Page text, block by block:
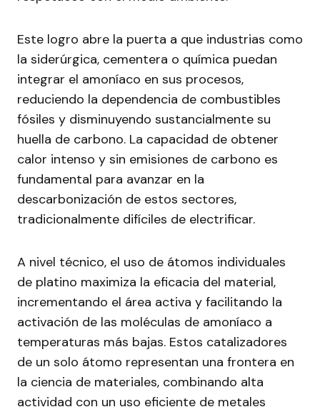
Este logro abre la puerta a que industrias como
la siderúrgica, cementera o química puedan
integrar el amoníaco en sus procesos,
reduciendo la dependencia de combustibles
fósiles y disminuyendo sustancialmente su
huella de carbono. La capacidad de obtener
calor intenso y sin emisiones de carbono es
fundamental para avanzar en la
descarbonización de estos sectores,
tradicionalmente difíciles de electrificar.
A nivel técnico, el uso de átomos individuales
de platino maximiza la eficacia del material,
incrementando el área activa y facilitando la
activación de las moléculas de amoníaco a
temperaturas más bajas. Estos catalizadores
de un solo átomo representan una frontera en
la ciencia de materiales, combinando alta
actividad con un uso eficiente de metales